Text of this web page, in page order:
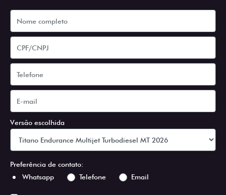
Versão escolhida
Preferência de contato:
Whatsapp
Telefone Email